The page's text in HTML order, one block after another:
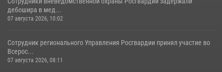
дебошира в мед...
07 августа 2026, 10:02
Сотрудник регионального Управления Росгвардии принял участие во
Всерос...
07 августа 2026, 08:11